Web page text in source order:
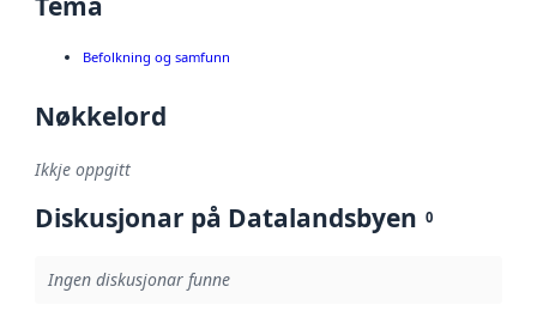
Befolkning og samfunn
Nøkkelord
Ikkje oppgitt
Diskusjonar på Datalandsbyen 0
Ingen diskusjonar funne